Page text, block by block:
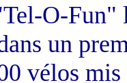
O-Fun"
un
vélos